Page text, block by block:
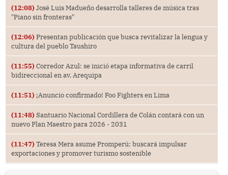
(12:08) José Luis Madueño desarrolla talleres de música tras
"Piano sin fronteras"
(12:06) Presentan publicación que busca revitalizar la lengua y
cultura del pueblo Taushiro
(11:55) Corredor Azul: se inició etapa informativa de carril
bidireccional en av. Arequipa
(11:51) ¡Anuncio confirmado! Foo Fighters en Lima
(11:48) Santuario Nacional Cordillera de Colán contará con un
nuevo Plan Maestro para 2026 - 2031
(11:47) Teresa Mera asume Promperú: buscará impulsar
exportaciones y promover turismo sostenible